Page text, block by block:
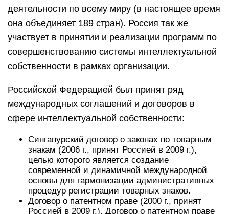
деятельности по всему миру (в настоящее время
она объединяет 189 стран). Россия так же
участвует в принятии и реализации программ по
совершенствованию системы интеллектуальной
собственности в рамках организации.
Российской Федерацией был принят ряд
международных соглашений и договоров в
сфере интеллектуальной собственности:
Сингапурский договор о законах по товарным
знакам (2006 г., принят Россией в 2009 г.),
целью которого является создание
современной и динамичной международной
основы для гармонизации административных
процедур регистрации товарных знаков.
Договор о патентном праве (2000 г., принят
Россией в 2009 г.). Договор о патентном праве